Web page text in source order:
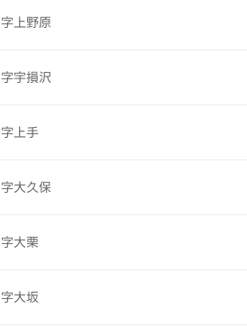
字上野原
字宇損沢
字上手
字大久保
字大栗
字大坂